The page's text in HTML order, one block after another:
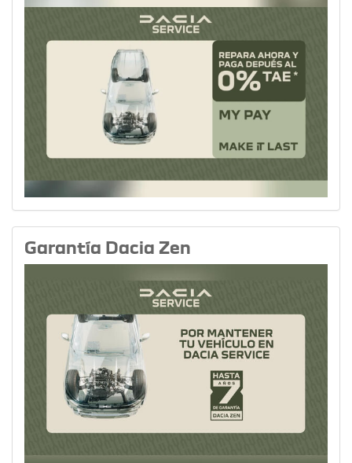
Garantía Dacia Zen